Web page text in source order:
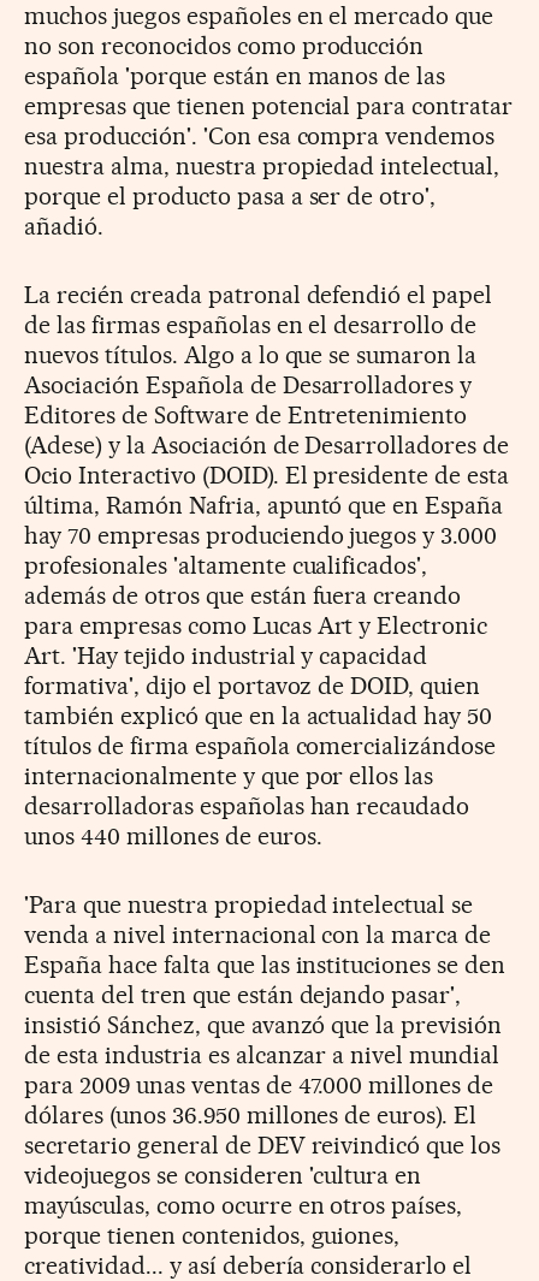
muchos juegos españoles en el mercado que
no son reconocidos como producción
española 'porque están en manos de las
empresas que tienen potencial para contratar
esa producción'. 'Con esa compra vendemos
nuestra alma, nuestra propiedad intelectual,
porque el producto pasa a ser de otro',
añadió.
La recién creada patronal defendió el papel
de las firmas españolas en el desarrollo de
nuevos títulos. Algo a lo que se sumaron la
Asociación Española de Desarrolladores y
Editores de Software de Entretenimiento
(Adese) y la Asociación de Desarrolladores de
Ocio Interactivo (DOID). El presidente de esta
última, Ramón Nafria, apuntó que en España
hay 70 empresas produciendo juegos y 3.000
profesionales 'altamente cualificados',
además de otros que están fuera creando
para empresas como Lucas Art y Electronic
Art. 'Hay tejido industrial y capacidad
formativa', dijo el portavoz de DOID, quien
también explicó que en la actualidad hay 50
títulos de firma española comercializándose
internacionalmente y que por ellos las
desarrolladoras españolas han recaudado
unos 440 millones de euros.
'Para que nuestra propiedad intelectual se
venda a nivel internacional con la marca de
España hace falta que las instituciones se den
cuenta del tren que están dejando pasar',
insistió Sánchez, que avanzó que la previsión
de esta industria es alcanzar a nivel mundial
para 2009 unas ventas de 47.000 millones de
dólares (unos 36.950 millones de euros). El
secretario general de DEV reivindicó que los
videojuegos se consideren 'cultura en
mayúsculas, como ocurre en otros países,
porque tienen contenidos, guiones,
creatividad... y así debería considerarlo el